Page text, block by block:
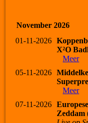
November 2026
01-11-2026
X²O
Meer
05-11-2026
Meer
07-11-2026
Zeddam